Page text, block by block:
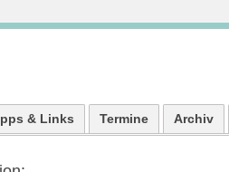
& Links Termine Archiv